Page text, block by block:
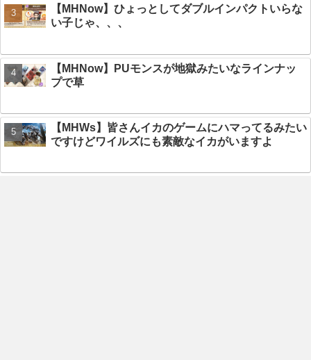
【MHNow】ひょっとしてダブルインパクトいらな
い子じゃ、、、
【MHNow】PUモンスが地獄みたいなラインナッ
プで草
【MHWs】皆さんイカのゲームにハマってるみたい
ですけどワイルズにも素敵なイカがいますよ